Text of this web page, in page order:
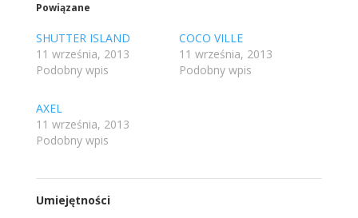
Powiązane
SHUTTER ISLAND
11 września, 2013
Podobny wpis
COCO VILLE
11 września, 2013
Podobny wpis
AXEL
11 września, 2013
Podobny wpis
Umiejętności